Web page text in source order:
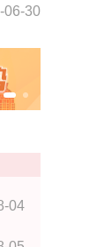
06-30
06-30
30
04